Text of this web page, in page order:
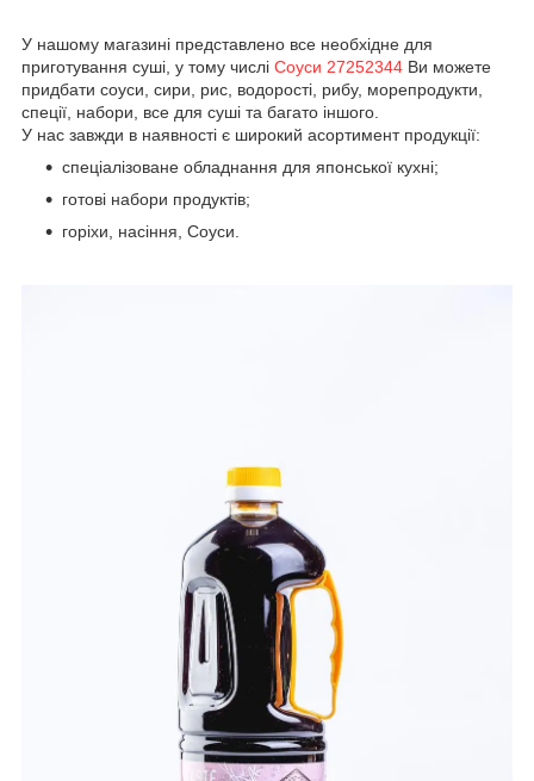
У нашому магазині представлено все необхідне для
приготування суші, у тому числі Соуси 27252344 Ви можете
придбати соуси, сири, рис, водорості, рибу, морепродукти,
спеції, набори, все для суші та багато іншого.
У нас завжди в наявності є широкий асортимент продукції:
спеціалізоване обладнання для японської кухні;
готові набори продуктів;
горіхи, насіння, Соуси.